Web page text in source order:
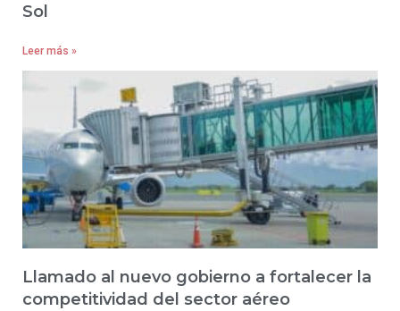
Sol
Leer más »
Llamado al nuevo gobierno a fortalecer la
competitividad del sector aéreo